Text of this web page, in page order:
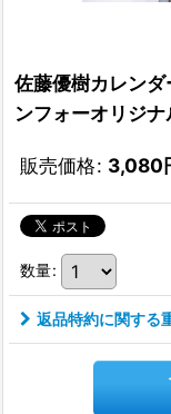
佐藤優樹カレン
ンフォーオリジナ
販売価格: 3,080
数量:
返品特約に関する